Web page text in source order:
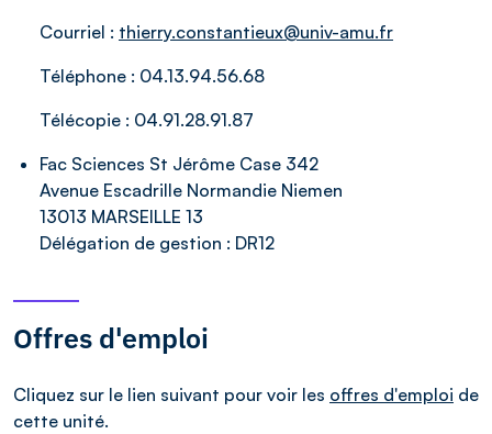
Courriel : thierry.constantieux@univ-amu.fr
Téléphone : 04.13.94.56.68
Télécopie : 04.91.28.91.87
Fac Sciences St Jérôme Case 342
Avenue Escadrille Normandie Niemen
13013 MARSEILLE 13
Délégation de gestion : DR12
Offres d'emploi
Cliquez sur le lien suivant pour voir les offres d'emploi de
cette unité.